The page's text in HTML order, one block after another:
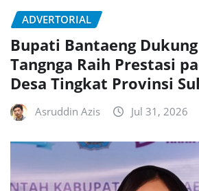
ADVERTORIAL
Bupati Bantaeng
Tangnga Raih Prestasi
Desa Tingkat Provinsi
Asruddin Azis Jul 31, 2026